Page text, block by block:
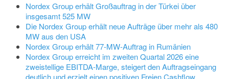
Nordex Group erhält Großauftrag in der Türkei über
insgesamt 525 MW
Die Nordex Group erhält neue Aufträge über mehr als 480
MW aus den USA
Nordex Group erhält 77-MW-Auftrag in Rumänien
Nordex Group erreicht im zweiten Quartal 2026 eine
zweistellige EBITDA-Marge, steigert den Auftragseingang